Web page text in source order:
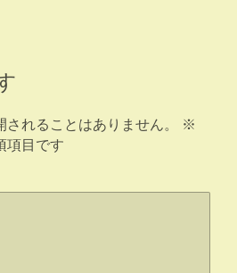
れることはありません。
※
項目です